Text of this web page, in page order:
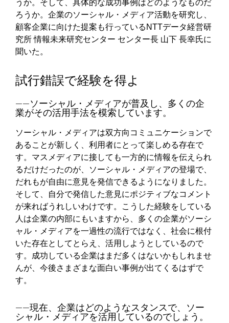
うか。そして、具体的な成功事例はどのようなものだ
ろうか。企業のソーシャル・メディア活動を研究し、
顧客企業に向けた提案も行っているNTTデータ経営研
究所 情報未来研究センター センター長 山下 長幸氏に
聞いた。
試行錯誤で経験を得よ
――ソーシャル・メディアが普及し、多くの企
業がその活用手法を模索しています。
ソーシャル・メディアは双方向コミュニケーションで
あることが新しく、利用者にとって楽しめる存在で
す。マスメディアに接しても一方的に情報を伝えられ
るだけだったのが、ソーシャル・メディアの登場で、
だれもが自由に意見を発信できるようになりました。
そして、自分で発信した意見にポジティブなコメント
が来ればうれしいわけです。こうした経験をしている
人は企業の内部にもいますから、多くの企業がソーシ
ャル・メディアを一過性の流行ではなく、社会に根付
いた存在としてとらえ、活用しようとしているので
す。成功している企業はまだ多くはないかもしれませ
んが、今後さまざまな面白い事例が出てくるはずで
す。
――現在、企業はどのようなスタンスで、ソー
シャル・メディアを活用しているのでしょう。